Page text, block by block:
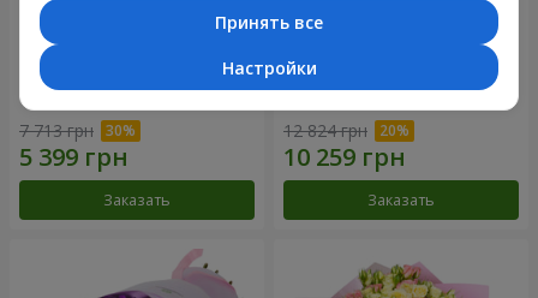
Букет "Сила Любви!"
7 713 грн
Заказать
Романтический букет
12 824 грн
Заказать
Принять все
Настройки